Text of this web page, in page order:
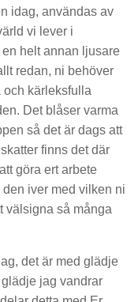
idag, användas av
vi lever i
helt annan ljusare
redan, ni behöver
och kärleksfulla
Det blåser varma
så det är dags att
finns det där
göra ert arbete
iver med vilken ni
välsigna så många
det är med glädje
jag vandrar